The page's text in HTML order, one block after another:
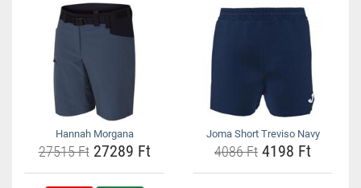
Hannah Morgana
27515 Ft27289 Ft
Joma Short Treviso Navy
4086 Ft 4198 Ft